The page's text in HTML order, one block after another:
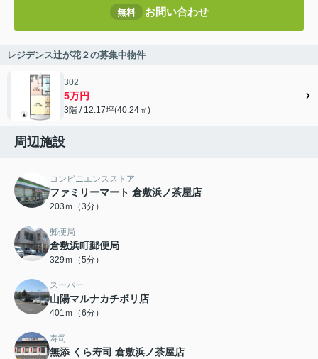
無料 お問い合わせ
レジデンス辻が花２の募集中物件
302
5万円
3階 / 12.17坪(40.24㎡)
周辺施設
コンビニエンスストア
ファミリーマート 倉敷浜ノ茶屋店
203ｍ（3分）
郵便局
倉敷浜町郵便局
329ｍ（5分）
スーパー
山陽マルナカチボリ店
401ｍ（6分）
寿司
無添 くら寿司 倉敷浜ノ茶屋店